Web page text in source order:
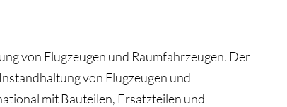
von Flugzeugen und Raumfahrzeugen. Der
von Flugzeugen und
mit Bauteilen, Ersatzteilen und